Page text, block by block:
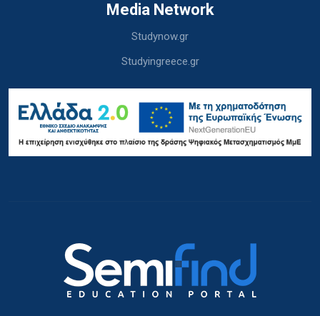
Media Network
Studynow.gr
Studyingreece.gr